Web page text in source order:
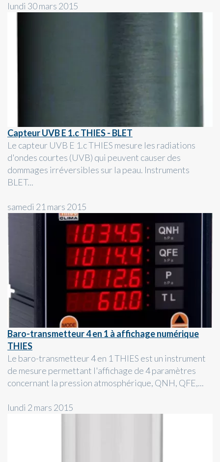
lundi 30 mars 2015
Capteur UVB E 1.c THIES - BLET
Le capteur UVB E 1.c THIES mesure les radiations
d'ondes courtes (UVB) qui peuvent causer des
dommages irréversibles sur la peau. Instruments
BLET...
samedi 21 mars 2015
Baro-transmetteur 4 en 1 à affichage numérique
THIES
Le baro-transmetteur 4 en 1 THIES est un instrument
de mesure permettant l'affichage de 4 paramètres
concernant la pression atmosphérique, QNH, QFE,...
lundi 2 mars 2015